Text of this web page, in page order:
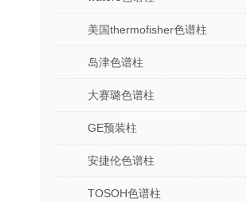
美国thermofisher色谱柱
岛津色谱柱
大赛璐色谱柱
GE预装柱
安捷伦色谱柱
TOSOH色谱柱